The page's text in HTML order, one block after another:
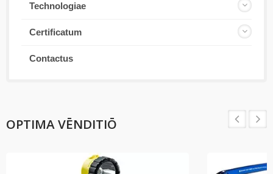
Technologiae
Certificatum
Contactus
OPTIMA VĒNDITIŌ